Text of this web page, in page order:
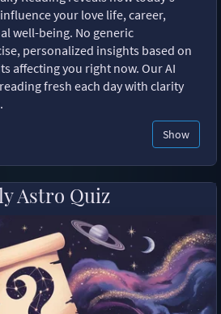
your love life, career,
well-being. No generic
personalized insights based on
affecting you right now. Our AI
fresh each day with clarity
Show
Astro Quiz